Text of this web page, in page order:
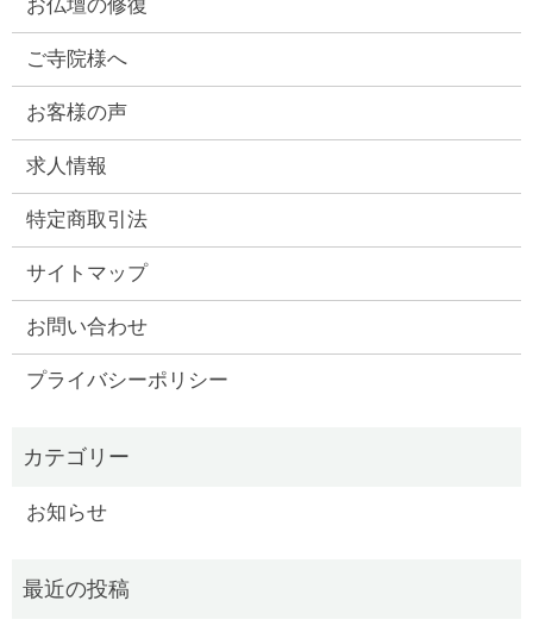
お仏壇の修復
ご寺院様へ
お客様の声
求人情報
特定商取引法
サイトマップ
お問い合わせ
プライバシーポリシー
お知らせ